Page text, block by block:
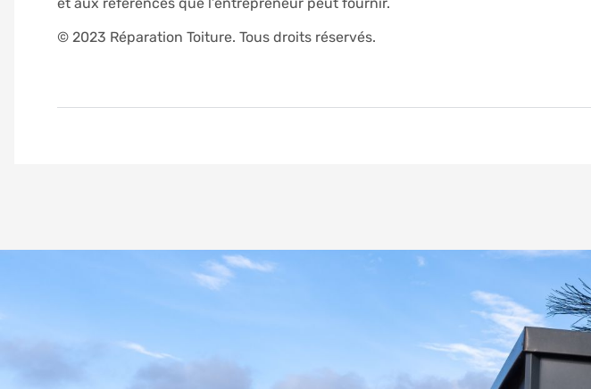
© 2023 Réparation Toiture. Tous droits réservés.